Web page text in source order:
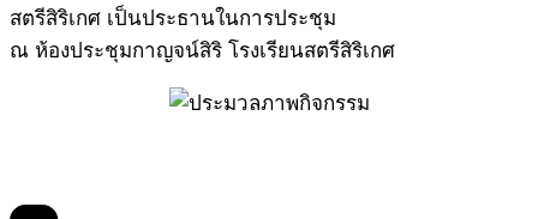
สตรีสิริเกศ เป็นประธานในการประชุม
ณ ห้องประชุมกาญจน์สิริ โรงเรียนสตรีสิริเกศ